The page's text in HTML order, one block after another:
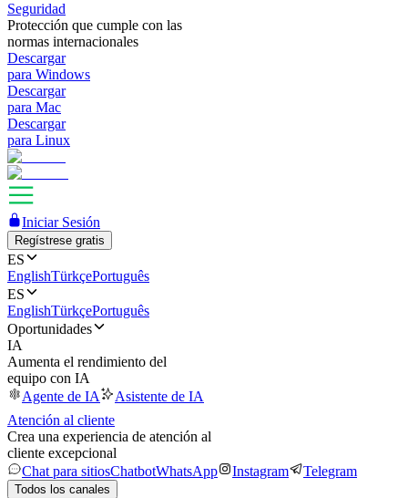
Seguridad
Protección que cumple con las
normas internacionales
Descargar
para Windows
Descargar
para Mac
Descargar
para Linux
Iniciar Sesión
Regístrese gratis
ES
EnglishTürkçePortuguês
ES
EnglishTürkçePortuguês
Oportunidades
IA
Aumenta el rendimiento del
equipo con IA
Agente de IA
Asistente de IA
Atención al cliente
Crea una experiencia de atención al
cliente excepcional
Chat para sitiosChatbotWhatsApp Instagram Telegram
Todos los canales